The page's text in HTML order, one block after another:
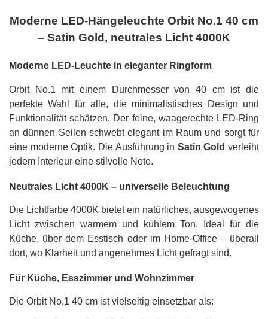
Moderne LED-Hängeleuchte Orbit No.1 40 cm
– Satin Gold, neutrales Licht 4000K
Moderne LED-Leuchte in eleganter Ringform
Orbit No.1 mit einem Durchmesser von 40 cm ist die
perfekte Wahl für alle, die minimalistisches Design und
Funktionalität schätzen. Der feine, waagerechte LED-Ring
an dünnen Seilen schwebt elegant im Raum und sorgt für
eine moderne Optik. Die Ausführung in Satin Gold verleiht
jedem Interieur eine stilvolle Note.
Neutrales Licht 4000K – universelle Beleuchtung
Die Lichtfarbe 4000K bietet ein natürliches, ausgewogenes
Licht zwischen warmem und kühlem Ton. Ideal für die
Küche, über dem Esstisch oder im Home-Office – überall
dort, wo Klarheit und angenehmes Licht gefragt sind.
Für Küche, Esszimmer und Wohnzimmer
Die Orbit No.1 40 cm ist vielseitig einsetzbar als: